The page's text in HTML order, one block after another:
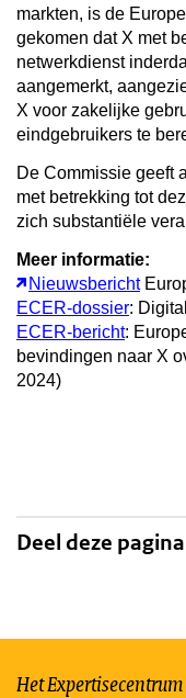
markten, is de
gekomen dat X met
netwerkdienst
aangemerkt,
X voor zakelijke
eindgebruikers te
De Commissie geeft
met betrekking tot
zich substantiële
Meer informatie:
Nieuwsbericht
ECER-dossier:
ECER-bericht:
bevindingen naar X
2024)
Deel deze pagina
Het